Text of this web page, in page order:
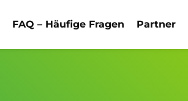
FAQ – Häufige Fragen Partner